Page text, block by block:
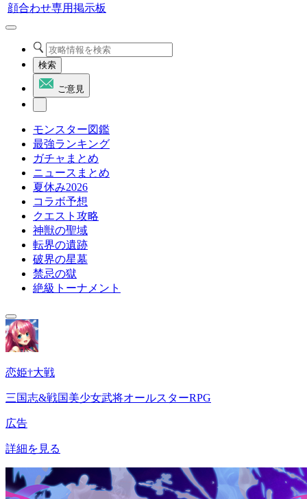
顔合わせ専用掲示板
検索
ご意見
モンスター図鑑
最強ランキング
ガチャまとめ
ニュースまとめ
夏休み2026
コラボ予想
クエスト攻略
神獣の聖域
転界の遺跡
破界の星墓
禁忌の獄
絶級トーナメント
恋姫†大戦
三国志&戦国美少女武将オールスターRPG
広告
詳細を見る